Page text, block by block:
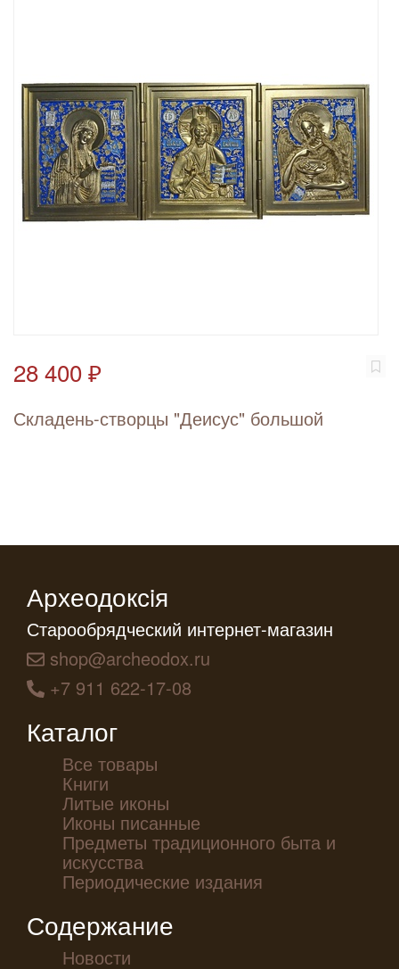
28 400 ₽
Складень-створцы "Деисус" большой
Археодоксiя
Старообрядческий интернет-магазин
shop@archeodox.ru
+7 911 622-17-08
Каталог
Все товары
Книги
Литые иконы
Иконы писанные
Предметы традиционного быта и
искусства
Периодические издания
Содержание
Новости